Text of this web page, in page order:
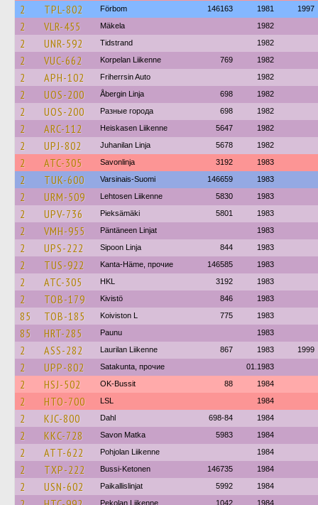
2 TPL-802 Förbom 146163 1981 1997
2 VLR-455 Mäkela 1982
2 UNR-592 Tidstrand 1982
2 VUC-662 Korpelan Liikenne 769 1982
2 APH-102 Friherrsin Auto 1982
2 UOS-200 Åbergin Linja 698 1982
2 UOS-200 Разные города 698 1982
2 ARC-112 Heiskasen Liikenne 5647 1982
2 UPJ-802 Juhanilan Linja 5678 1982
2 ATC-305 Savonlinja 3192 1983
2 TUK-600 Varsinais-Suomi 146659 1983
2 URM-509 Lehtosen Liikenne 5830 1983
2 UPV-736 Pieksämäki 5801 1983
2 VMH-955 Päntäneen Linjat 1983
2 UPS-222 Sipoon Linja 844 1983
2 TUS-922 Kanta-Häme, прочие 146585 1983
2 ATC-305 HKL 3192 1983
2 TOB-179 Kivistö 846 1983
85 TOB-185 Koiviston L 775 1983
85 HRT-285 Paunu 1983
2 ASS-282 Laurilan Liikenne 867 1983 1999
2 UPP-802 Satakunta, прочие 01.1983
2 HSJ-502 OK-Bussit 88 1984
2 HTO-700 LSL 1984
2 KJC-800 Dahl 698-84 1984
2 KKC-728 Savon Matka 5983 1984
2 ATT-622 Pohjolan Liikenne 1984
2 TXP-222 Bussi-Ketonen 146735 1984
2 USN-602 Paikallislinjat 5992 1984
Pekolan Liikenne 1042 1984